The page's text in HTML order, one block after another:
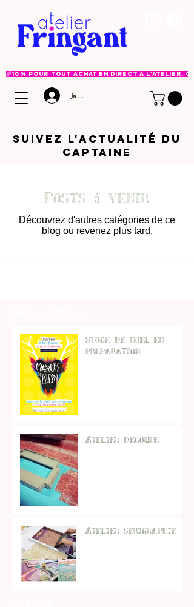
🌈 10% pour tout achat en direct à l'atelier.
Je me connecte
Suivez l'ACTUALITé DU
CAPTAINE
Posts à venir
Découvrez d'autres catégories de ce
blog ou revenez plus tard.
Stock de noel en
preparation
Atelier decoupe
Atelier serigraphie